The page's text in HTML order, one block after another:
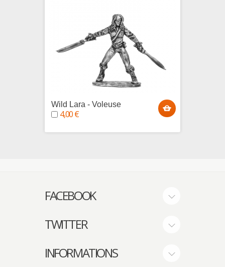
Wild Lara - Voleuse
4,00 €
FACEBOOK
TWITTER
INFORMATIONS